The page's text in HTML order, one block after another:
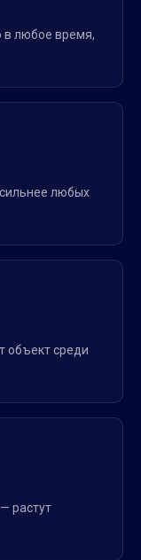
в любое время,
любых
объект среди
растут